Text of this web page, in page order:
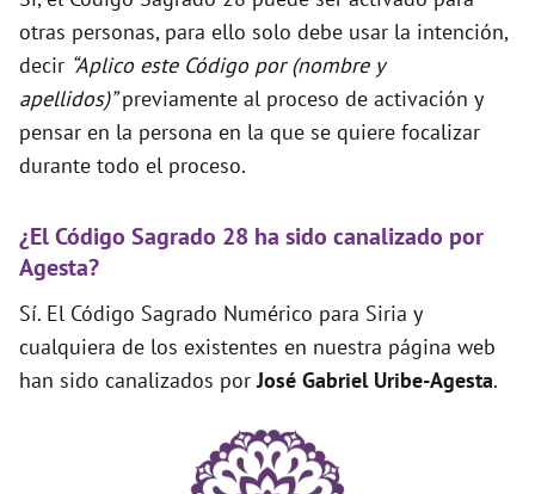
otras personas, para ello solo debe usar la intención,
decir “Aplico este Código por (nombre y
apellidos)”previamente al proceso de activación y
pensar en la persona en la que se quiere focalizar
durante todo el proceso.
¿El Código Sagrado 28 ha sido canalizado por
Agesta?
Sí. El Código Sagrado Numérico para Siria y
cualquiera de los existentes en nuestra página web
han sido canalizados porJosé Gabriel Uribe-Agesta.